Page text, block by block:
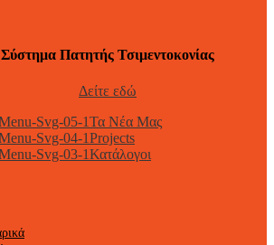
Σύστημα Πατητής Τσιμεντοκονίας
Δείτε εδώ
Τα Νέα Μας
Projects
Κατάλογοι